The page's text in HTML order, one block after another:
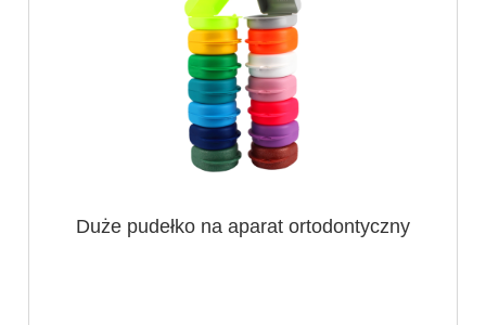
Duże pudełko na aparat ortodontyczny